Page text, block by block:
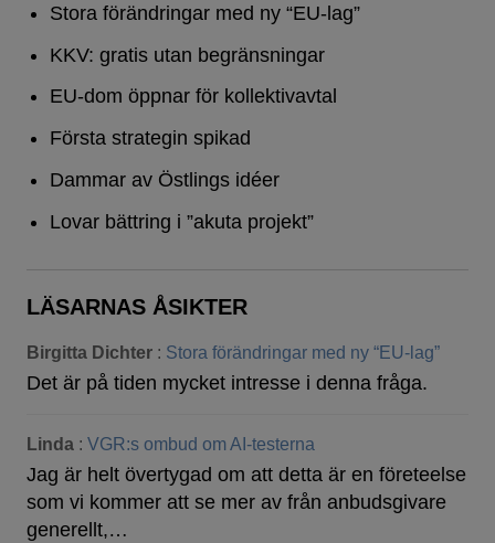
Stora förändringar med ny “EU-lag”
KKV: gratis utan begränsningar
EU-dom öppnar för kollektivavtal
Första strategin spikad
Dammar av Östlings idéer
Lovar bättring i ”akuta projekt”
LÄSARNAS ÅSIKTER
Birgitta Dichter : Stora förändringar med ny “EU-lag”
Det är på tiden mycket intresse i denna fråga.
Linda : VGR:s ombud om AI-testerna
Jag är helt övertygad om att detta är en företeelse
som vi kommer att se mer av från anbudsgivare
generellt,…